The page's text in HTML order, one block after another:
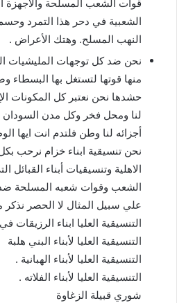
قوات الشعب المسلحة والأجهزة
الشعبية في دحر هذا التمرد
النهب المسلح. وهتك الأعراض .
نحن ضد كل توجهات المليشيات
منها قوتها لتستغل بها
حشدها نحن نعتبر كل المكونات
لنا ومحل فخر وكل مدن السودان
أجزائه لنا وطن فلتدم انت ايها
نحن تنسيقية ابناء خزام نرحب
الاهلية وتنسيقيات أبناء
الشعب وقوات شعبه المسلحة
علي سبيل المثال لا الحصر نذكر
التنسيقية العليا ابناء الرزيقات
التنسيقية العليا لأبناء البني هلبة
التنسيقية العليا لأبناء الهبانية .
التنسيقية العليا لأبناء الفلاته .
شوري قبيلة الزغاوة